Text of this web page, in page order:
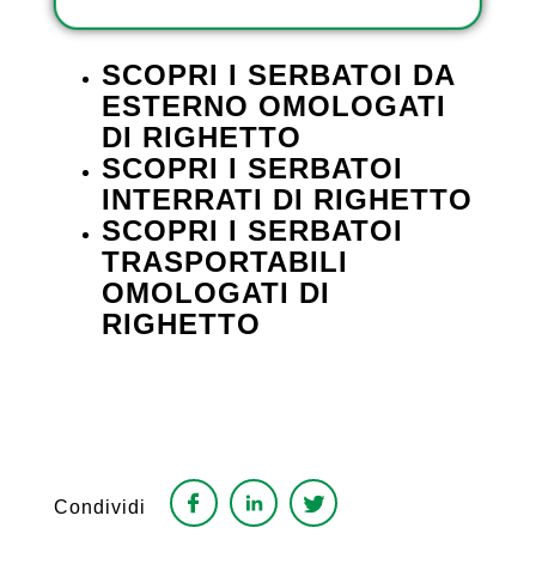
Emirati Arabi Uniti, Egitto e Sud Africa).
SCOPRI I SERBATOI DA
ESTERNO OMOLOGATI
DI RIGHETTO
SCOPRI I SERBATOI
INTERRATI DI RIGHETTO
SCOPRI I SERBATOI
TRASPORTABILI
OMOLOGATI DI
RIGHETTO
Condividi